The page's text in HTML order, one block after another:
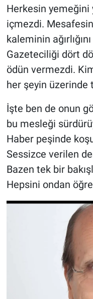
Herkesin yemeğini
içmezdi. Mesafesini
kaleminin
Gazeteciliği dört
ödün vermezdi.
her şeyin üzerinde
İşte ben de onun
bu mesleği
Haber peşinde
Sessizce verilen
Bazen tek bir
Hepsini ondan